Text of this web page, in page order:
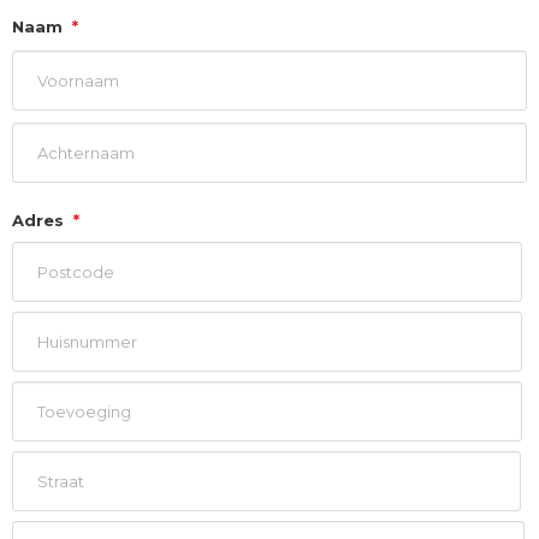
Naam *
Voornaam
Adres *
Postcode
Huisnummer
Toevoeging
Straat